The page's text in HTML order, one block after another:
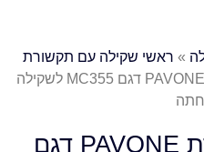
» ראשי שקילה עם תקשורת
בקר שקילה תוצרת PAVONE דגם MC355 לשקילה
בקר שקילה תוצרת PAVONE דגם